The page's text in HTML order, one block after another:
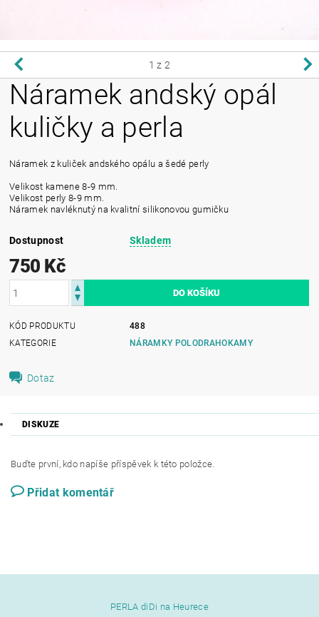
1 z 2
Náramek andský opál
kuličky a perla
Náramek z kuliček andského opálu a šedé perly
Velikost kamene 8-9 mm.
Velikost perly 8-9 mm.
Náramek navléknutý na kvalitní silikonovou gumičku
Dostupnost Skladem
750 Kč
KÓD PRODUKTU
488
KATEGORIE
NÁRAMKY POLODRAHOKAMY
Dotaz
DISKUZE
Buďte první, kdo napíše příspěvek k této položce.
Přidat komentář
PERLA diDi na Heurece